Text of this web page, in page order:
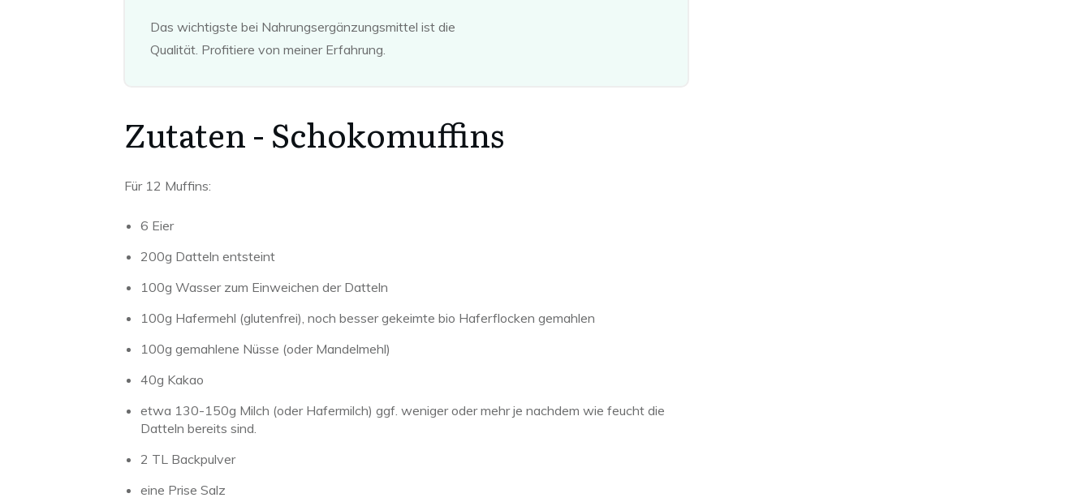
Das wichtigste bei Nahrungsergänzungsmittel ist die
Qualität. Profitiere von meiner Erfahrung.
Zutaten - Schokomuffins
Für 12 Muffins:
6 Eier
200g Datteln entsteint
100g Wasser zum Einweichen der Datteln
100g Hafermehl (glutenfrei), noch besser gekeimte bio Haferflocken gemahlen
100g gemahlene Nüsse (oder Mandelmehl)
40g Kakao
etwa 130-150g Milch (oder Hafermilch) ggf. weniger oder mehr je nachdem wie feucht die
Datteln bereits sind.
2 TL Backpulver
eine Prise Salz